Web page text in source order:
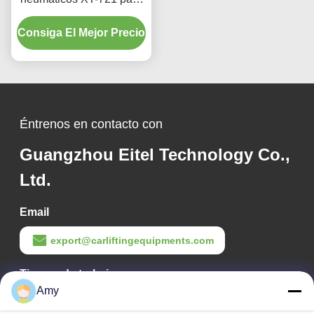
talleres de reparación
automotriz y garajes
Consiga El Mejor Precio
Éntrenos en contacto con
Guangzhou Eitel Technology Co.,
Ltd.
Email
export@carliftingequipments.com
Tiempo de trabajo
09:00-18:00
Amy